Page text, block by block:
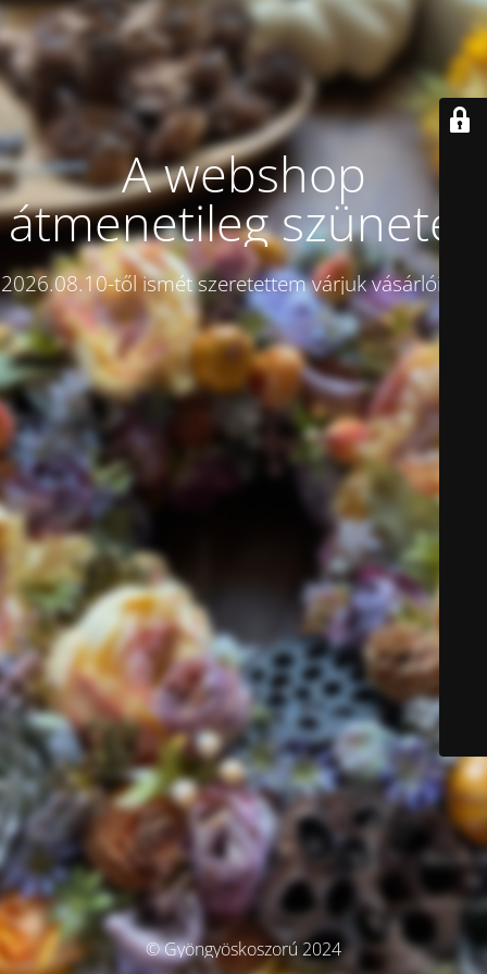
A webshop
átmenetileg szünetel!
2026.08.10-től ismét szeretettem várjuk vásárlóinkat.
© Gyöngyöskoszorú 2024